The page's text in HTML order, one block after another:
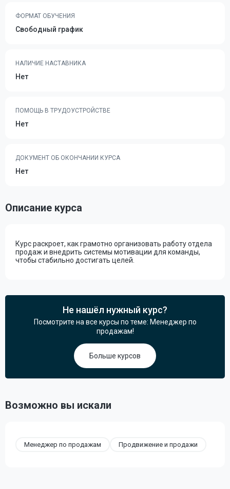
ФОРМАТ ОБУЧЕНИЯ
Свободный график
НАЛИЧИЕ НАСТАВНИКА
Нет
ПОМОЩЬ В ТРУДОУСТРОЙСТВЕ
Нет
ДОКУМЕНТ ОБ ОКОНЧАНИИ КУРСА
Нет
Описание курса
Курс раскроет, как грамотно организовать работу отдела
продаж и внедрить системы мотивации для команды,
чтобы стабильно достигать целей.
Не нашёл нужный курс?
Посмотрите на все курсы по теме: Менеджер по
продажам!
Больше курсов
Возможно вы искали
Менеджер по продажам Продвижение и продажи